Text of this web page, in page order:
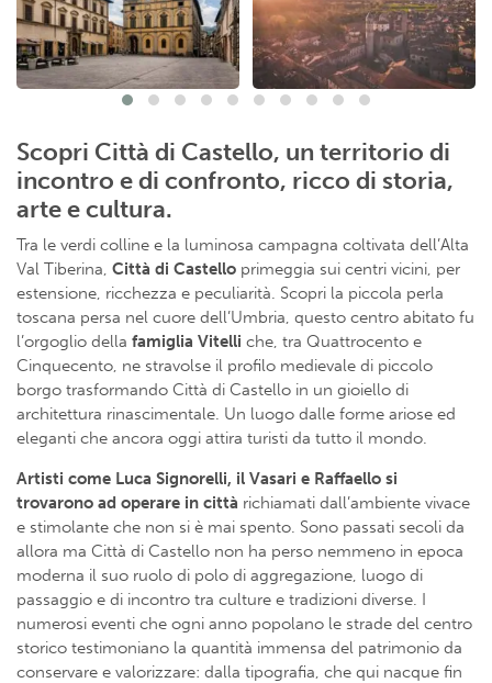
Scopri Città di Castello, un territorio di
incontro e di confronto, ricco di storia,
arte e cultura.
Tra le verdi colline e la luminosa campagna coltivata dell’Alta
Val Tiberina, Città di Castello primeggia sui centri vicini, per
estensione, ricchezza e peculiarità. Scopri la piccola perla
toscana persa nel cuore dell’Umbria, questo centro abitato fu
l’orgoglio della famiglia Vitelli che, tra Quattrocento e
Cinquecento, ne stravolse il profilo medievale di piccolo
borgo trasformando Città di Castello in un gioiello di
architettura rinascimentale. Un luogo dalle forme ariose ed
eleganti che ancora oggi attira turisti da tutto il mondo.
Artisti come Luca Signorelli, il Vasari e Raffaello si
trovarono ad operare in città richiamati dall’ambiente vivace
e stimolante che non si è mai spento. Sono passati secoli da
allora ma Città di Castello non ha perso nemmeno in epoca
moderna il suo ruolo di polo di aggregazione, luogo di
passaggio e di incontro tra culture e tradizioni diverse. I
numerosi eventi che ogni anno popolano le strade del centro
storico testimoniano la quantità immensa del patrimonio da
conservare e valorizzare: dalla tipografia, che qui nacque fin